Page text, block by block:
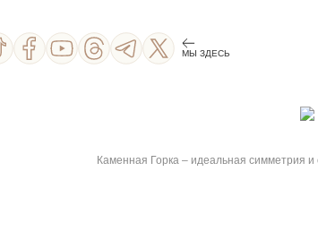
МЫ ЗДЕСЬ
Каменная Горка – идеальная симметрия